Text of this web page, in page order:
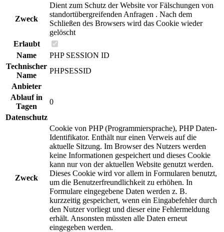
Zweck
Dient zum Schutz der Website vor Fälschungen von
standortübergreifenden Anfragen . Nach dem
Schließen des Browsers wird das Cookie wieder
gelöscht
Erlaubt
Name
PHP SESSION ID
Technischer
Name
PHPSESSID
Anbieter
Ablauf in
Tagen
0
Datenschutz
Zweck
Cookie von PHP (Programmiersprache), PHP Daten-
Identifikator. Enthält nur einen Verweis auf die
aktuelle Sitzung. Im Browser des Nutzers werden
keine Informationen gespeichert und dieses Cookie
kann nur von der aktuellen Website genutzt werden.
Dieses Cookie wird vor allem in Formularen benutzt,
um die Benutzerfreundlichkeit zu erhöhen. In
Formulare eingegebene Daten werden z. B.
kurzzeitig gespeichert, wenn ein Eingabefehler durch
den Nutzer vorliegt und dieser eine Fehlermeldung
erhält. Ansonsten müssten alle Daten erneut
eingegeben werden.